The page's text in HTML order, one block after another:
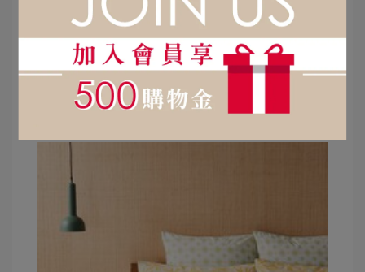
JARDIN D’ÉTÉ 的圖樣如夏日詩篇，描繪綠
意掩映下的建築美學，是對「生活與自然共
融」的優雅頌歌。